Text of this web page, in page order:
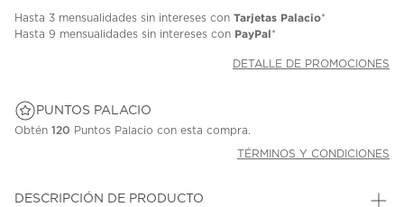
Hasta 3 mensualidades sin intereses con Tarjetas Palacio*
Hasta 9 mensualidades sin intereses con PayPal*
DETALLE DE PROMOCIONES
PUNTOS PALACIO
Obtén 120 Puntos Palacio con esta compra.
TÉRMINOS Y CONDICIONES
DESCRIPCIÓN DE PRODUCTO